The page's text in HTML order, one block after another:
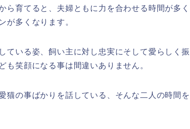
ら育てると、夫婦ともに力を合わせる時間が多く
が多くなります。
ている姿、飼い主に対し忠実にそして愛らしく振
も笑顔になる事は間違いありません。
猫の事ばかりを話している、そんな二人の時間を